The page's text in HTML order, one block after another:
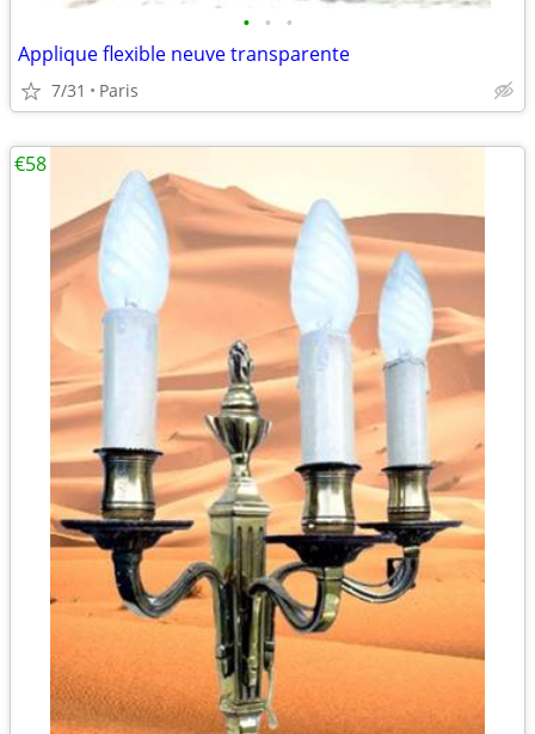
• • •
Applique flexible neuve transparente
7/31 Paris
€58